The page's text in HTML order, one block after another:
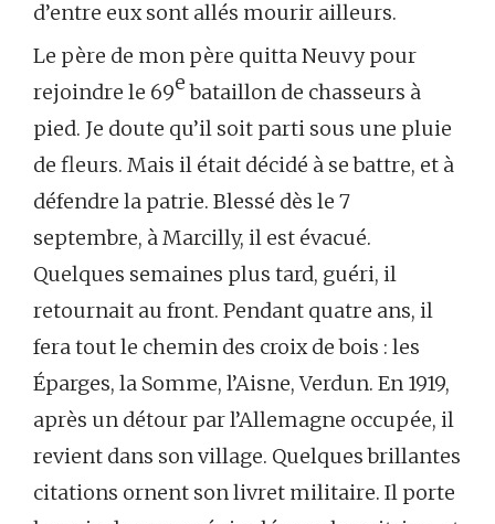
d’entre eux sont allés mourir ailleurs.
Le père de mon père quitta Neuvy pour
rejoindre le 69ebataillon de chasseurs à
pied. Je doute qu’il soit parti sous une pluie
de fleurs. Mais il était décidé à se battre, et à
défendre la patrie. Blessé dès le 7
septembre, à Marcilly, il est évacué.
Quelques semaines plus tard, guéri, il
retournait au front. Pendant quatre ans, il
fera tout le chemin des croix de bois : les
Éparges, la Somme, l’Aisne, Verdun. En 1919,
après un détour par l’Allemagne occupée, il
revient dans son village. Quelques brillantes
citations ornent son livret militaire. Il porte